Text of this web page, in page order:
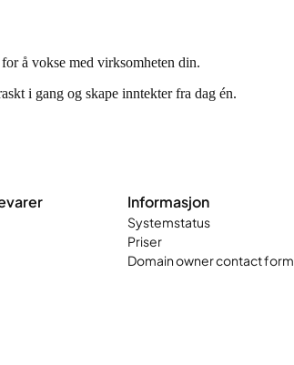
å vokse med virksomheten din.
i gang og skape inntekter fra dag én.
Informasjon
Systemstatus
Priser
Domain owner contact form